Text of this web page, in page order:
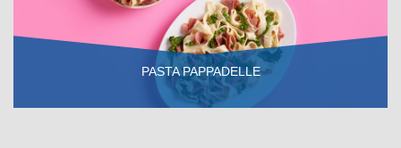
PASTA PAPPADELLE